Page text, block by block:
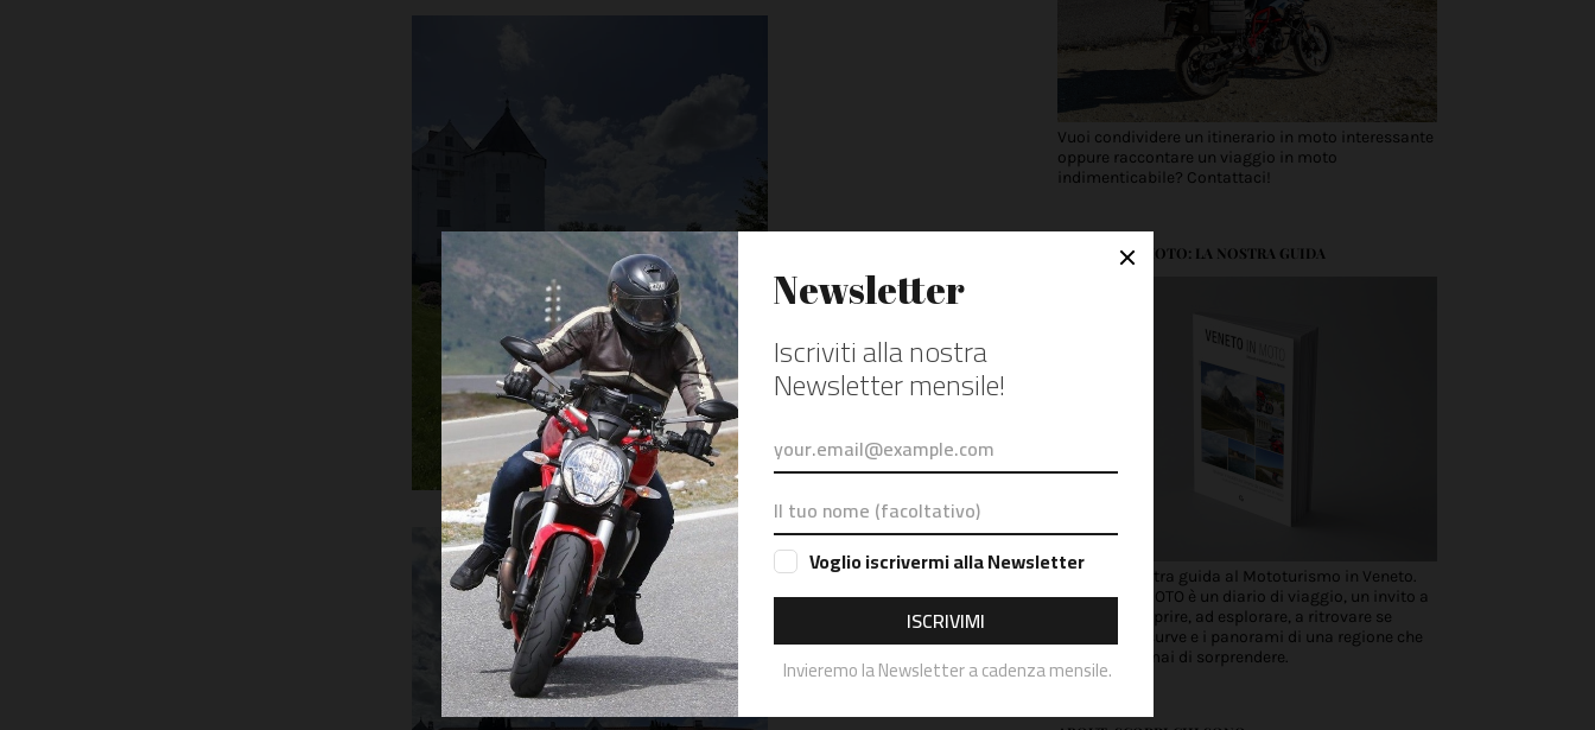
Vuoi condividere un itinerario in moto interessante
oppure raccontare un viaggio in moto
indimenticabile? Contattaci!
VENETO IN MOTO: LA NOSTRA GUIDA
Scopri la nostra guida al Mototurismo in Veneto.
VENETO IN MOTO è un diario di viaggio, un invito a
partire, a scoprire, ad esplorare, a ritrovare se
stessi tra le curve e i panorami di una regione che
non smette mai di sorprendere.